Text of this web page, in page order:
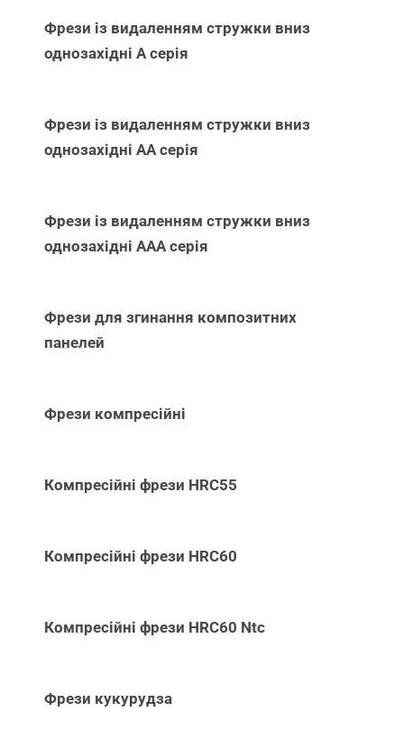
Фрези із видаленням стружки вниз
однозахідні А серія
Фрези із видаленням стружки вниз
однозахідні АА серія
Фрези із видаленням стружки вниз
однозахідні ААА серія
Фрези для згинання композитних
панелей
Фрези компресійні
Компресійні фрези HRC55
Компресійні фрези HRC60
Компресійні фрези HRC60 Ntc
Фрези кукурудза